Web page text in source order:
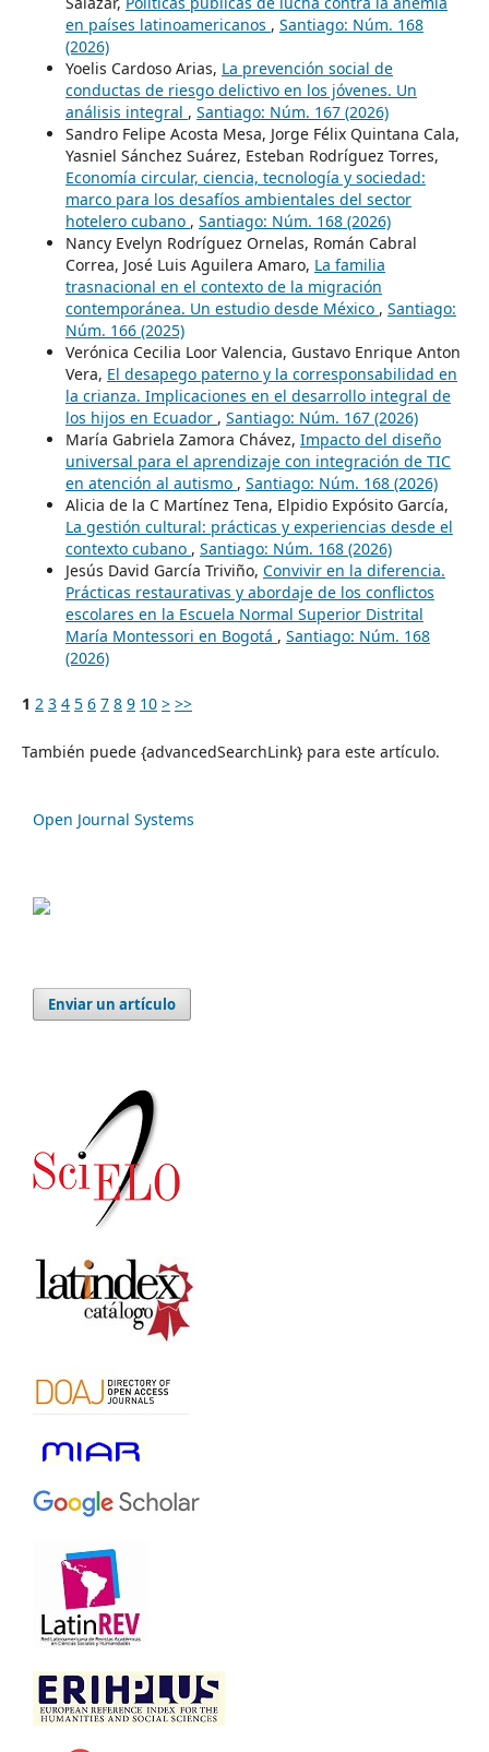
en países latinoamericanos , Santiago: Núm. 168
(2026)
Yoelis Cardoso Arias, La prevención social de
conductas de riesgo delictivo en los jóvenes. Un
análisis integral , Santiago: Núm. 167 (2026)
Sandro Felipe Acosta Mesa, Jorge Félix Quintana Cala,
Yasniel Sánchez Suárez, Esteban Rodríguez Torres,
Economía circular, ciencia, tecnología y sociedad:
marco para los desafíos ambientales del sector
hotelero cubano , Santiago: Núm. 168 (2026)
Nancy Evelyn Rodríguez Ornelas, Román Cabral
Correa, José Luis Aguilera Amaro, La familia
trasnacional en el contexto de la migración
contemporánea. Un estudio desde México , Santiago:
Núm. 166 (2025)
Verónica Cecilia Loor Valencia, Gustavo Enrique Anton
Vera, El desapego paterno y la corresponsabilidad en
la crianza. Implicaciones en el desarrollo integral de
los hijos en Ecuador , Santiago: Núm. 167 (2026)
María Gabriela Zamora Chávez, Impacto del diseño
universal para el aprendizaje con integración de TIC
en atención al autismo , Santiago: Núm. 168 (2026)
Alicia de la C Martínez Tena, Elpidio Expósito García,
La gestión cultural: prácticas y experiencias desde el
contexto cubano , Santiago: Núm. 168 (2026)
Jesús David García Triviño, Convivir en la diferencia.
Prácticas restaurativas y abordaje de los conflictos
escolares en la Escuela Normal Superior Distrital
María Montessori en Bogotá , Santiago: Núm. 168
(2026)
1 2 3 4 5 6 7 8 9 10 > >>
También puede {advancedSearchLink} para este artículo.
Open Journal Systems
Enviar un artículo